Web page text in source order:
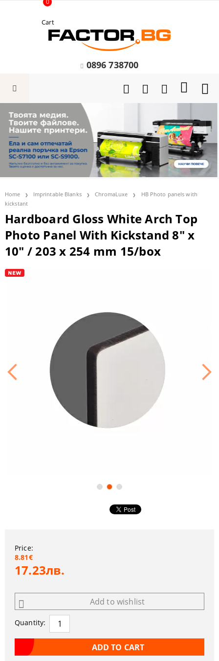
Cart
0
0896 738700
Home Imprintable Blanks ChromaLuxe
HB Photo panels with
kickstant
Hardboard Gloss White Arch Top
Photo Panel With Kickstand 8" x
10" / 203 x 254 mm 15/box
Price:
8.81€
17.23лв.
Add to wishlist
Quantity: